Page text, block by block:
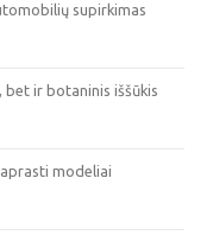
supirkimas
bet ir botaninis iššūkis
modeliai